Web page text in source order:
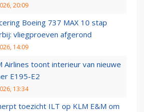
20:09
Boeing 737 MAX 10 stap
vliegproeven afgerond
14:09
Airlines toont interieur van nieuwe
E195-E2
13:34
toezicht ILT op KLM E&M om